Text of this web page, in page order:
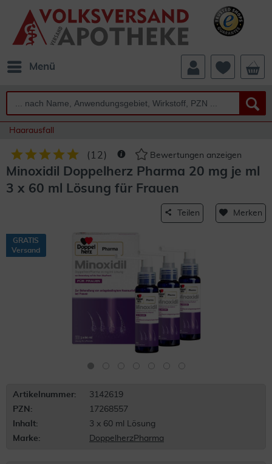
Menü
Haarausfall
( 12 ) Bewertungen anzeigen
Minoxidil Doppelherz Pharma 20 mg je ml
3 x 60 ml Lösung für Frauen
Teilen Merken
GRATIS
Versand
Artikelnummer:
3142619
PZN:
17268557
Inhalt:
3 x 60 ml Lösung
Marke:
DoppelherzPharma